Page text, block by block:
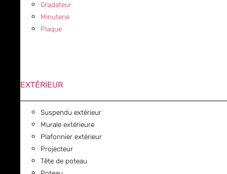
Gradateur
Minuterie
Plaque
EXTÉRIEUR
Suspendu extérieur
Murale extérieure
Plafonnier extérieur
Projecteur
Tête de poteau